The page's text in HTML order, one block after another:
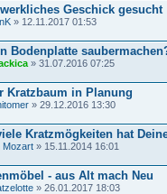
Geschick gesucht
» 12.11.2017 01:53
Bodenplatte
» 31.07.2016 07:25
Kratzbaum in Planung
» 29.12.2016 13:30
Kratzmögkeiten hat
Mozart » 15.11.2014 16:01
- aus Alt mach Neu
» 26.01.2017 18:03